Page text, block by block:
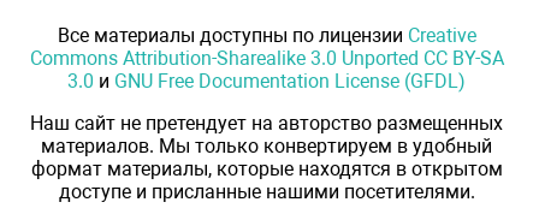
Все материалы доступны по лицензии Creative
Commons Attribution-Sharealike 3.0 Unported CC BY-SA
3.0 и GNU Free Documentation License (GFDL)
Наш сайт не претендует на авторство размещенных
материалов. Мы только конвертируем в удобный
формат материалы, которые находятся в открытом
доступе и присланные нашими посетителями.